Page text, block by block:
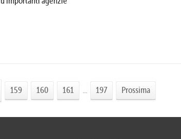
159 160 161 ... 197 Prossima